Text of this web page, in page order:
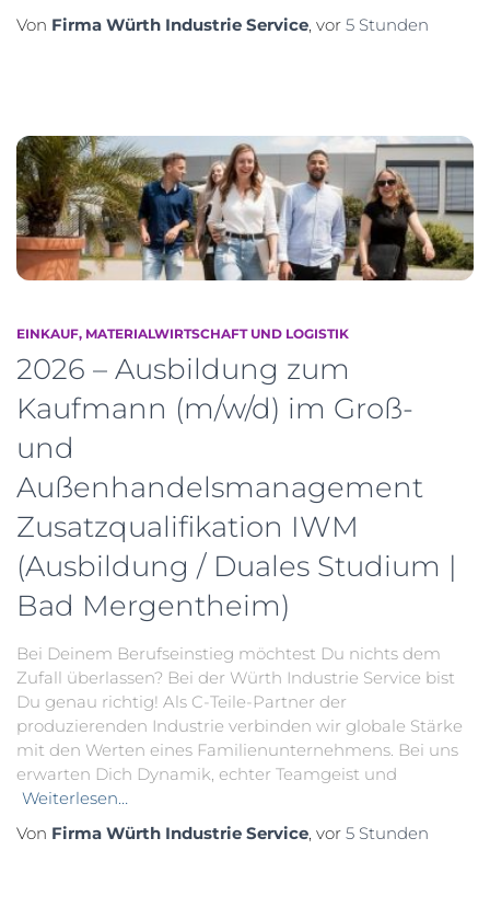
Von Firma Würth Industrie Service, vor 5 Stunden
EINKAUF, MATERIALWIRTSCHAFT UND LOGISTIK
2026 – Ausbildung zum
Kaufmann (m/w/d) im Groß-
und
Außenhandelsmanagement
Zusatzqualifikation IWM
(Ausbildung / Duales Studium |
Bad Mergentheim)
Bei Deinem Berufseinstieg möchtest Du nichts dem
Zufall überlassen? Bei der Würth Industrie Service bist
Du genau richtig! Als C-Teile-Partner der
produzierenden Industrie verbinden wir globale Stärke
mit den Werten eines Familienunternehmens. Bei uns
erwarten Dich Dynamik, echter Teamgeist und
Weiterlesen…
Von Firma Würth Industrie Service, vor 5 Stunden